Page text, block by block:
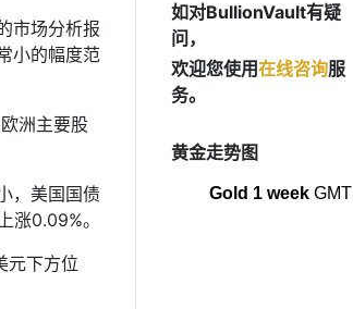
市场分析报
小的幅度范
洲主要股
，美国国债
涨0.09%。
元下方位
如对BullionVault有疑
问，
欢迎您使用在线咨询服
务。
黄金走势图
Gold 1 weekGMT